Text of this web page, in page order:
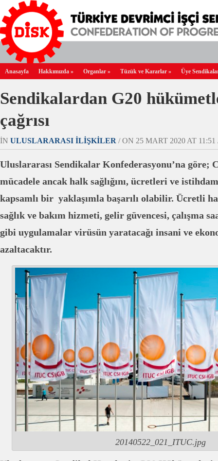
Anasayfa Hakkımızda » Organlar » Tüzük ve Kararlar » Üye
Sendikalardan G20
çağrısı
IN ULUSLARARASI İLIŞKILER / ON 25 MART 2020 AT 11:51
Uluslararası Sendikalar Konfederasyonu’na göre;
mücadele ancak halk sağlığını, ücretleri ve
kapsamlı bir yaklaşımla başarılı olabilir. Ücretli
sağlık ve bakım hizmeti, gelir güvencesi, çalışma
gibi uygulamalar virüsün yaratacağı insani ve
azaltacaktır.
20140522_021_ITUC.jpg